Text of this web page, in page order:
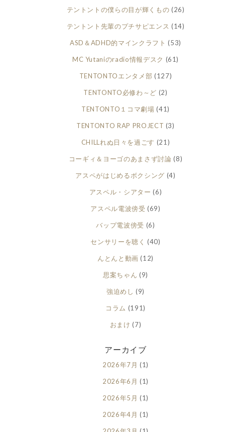
テントントの僕らの目が輝くもの (26)
テントント先輩のプチサピエンス (14)
ASD＆ADHD的マインクラフト (53)
MC Yutaniのradio情報デスク (61)
TENTONTOエンタメ部 (127)
TENTONTO必修わ～ど (2)
TENTONTO１コマ劇場 (41)
TENTONTO RAP PROJECT (3)
CHILLれぬ日々を過ごす (21)
コーギィ＆ヨーゴのあまさず討論 (8)
アスペがはじめるボクシング (4)
アスペル・シアター (6)
アスペル電波傍受 (69)
バップ電波傍受 (6)
センサリーを聴く (40)
んとんと動画 (12)
思案ちゃん (9)
強迫めし (9)
コラム (191)
おまけ (7)
アーカイブ
2026年7月 (1)
2026年6月 (1)
2026年5月 (1)
2026年4月 (1)